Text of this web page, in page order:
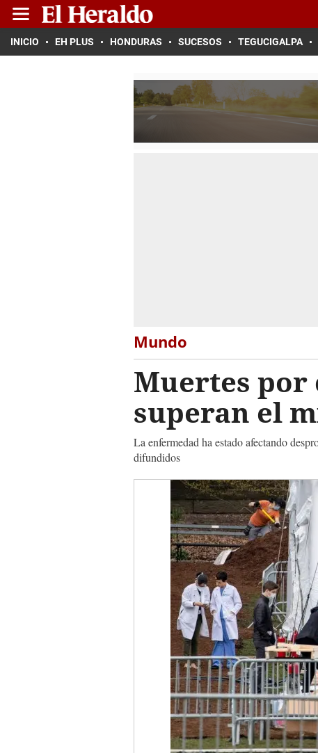
INICIO EH PLUS HONDURAS SUCESOS TEGUCIGALPA
Mundo
Muertes por
superan el
La enfermedad ha estado afectando
difundidos